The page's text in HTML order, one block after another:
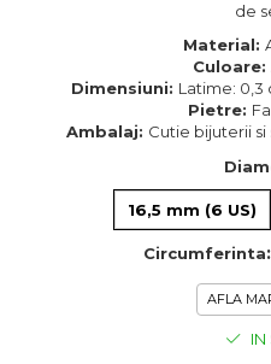
de
Material:
Culoare:
Dimensiuni: Latime: 0,3
Pietre:
Ambalaj: Cutie bijuterii
16,5 mm (6 US)
Circumferinta:
AFLA
IN